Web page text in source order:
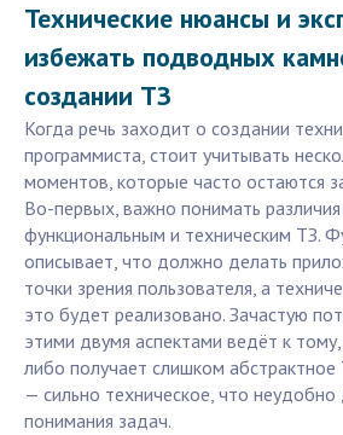
Технические нюансы и
избежать подводных
создании ТЗ
Когда речь заходит о создании
программиста, стоит учитывать
моментов, которые часто остаются
Во-первых, важно понимать
функциональным и техническим ТЗ.
описывает, что должно делать
точки зрения пользователя, а
это будет реализовано. Зачастую
этими двумя аспектами ведёт к
либо получает слишком
— сильно техническое, что неудобно
понимания задач.